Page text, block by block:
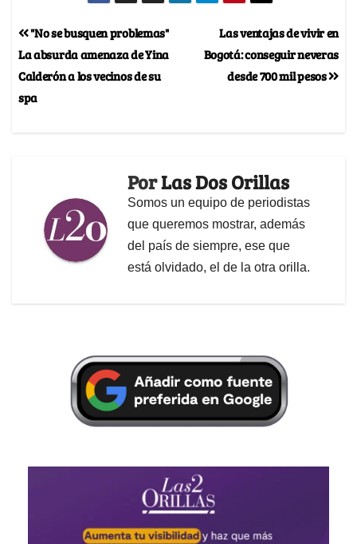
Las ventajas de vivir en
Bogotá: conseguir neveras
desde 700 mil pesos
"No se busquen problemas"
La absurda amenaza de Yina
Calderón a los vecinos de su
spa
PorLas Dos Orillas
Somos un equipo de periodistas
que queremos mostrar, además
del país de siempre, ese que
está olvidado, el de la otra orilla.